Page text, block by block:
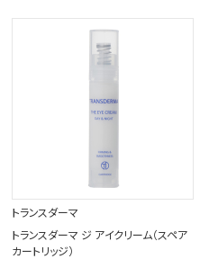
トランスダーマ
トランスダーマ ジ アイクリーム（スペア
カートリッジ）